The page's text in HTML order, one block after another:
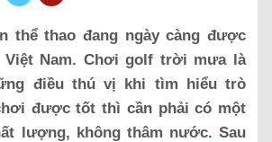
thể thao đang ngày càng được
Việt Nam. Chơi golf trời mưa là
điều thú vị khi tìm hiểu trò
được tốt thì cần phải có một
lượng, không thâm nước. Sau